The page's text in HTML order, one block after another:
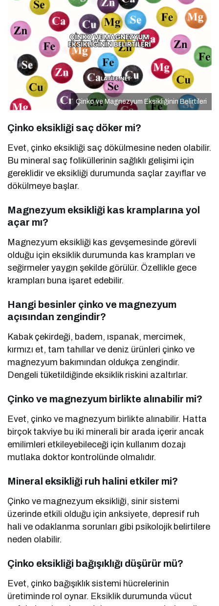
Çinko ve Magnezyum Eksikliğinin Belirtileri
Çinko eksikliği saç döker mi?
Evet, çinko eksikliği saç dökülmesine neden olabilir.
Bu mineral saç foliküllerinin sağlıklı gelişimi için
gereklidir ve eksikliği durumunda saçlar zayıflar ve
dökülmeye başlar.
Magnezyum eksikliği kas kramplarına yol
açar mı?
Magnezyum eksikliği kas gevşemesinde görevli
olduğu için eksiklik durumunda kas krampları ve
seğirmeler yaygın şekilde görülür. Özellikle gece
krampları buna işaret edebilir.
Hangi besinler çinko ve magnezyum
açısından zengindir?
Kabak çekirdeği, badem, ıspanak, mercimek,
kırmızı et, tam tahıllar ve deniz ürünleri çinko ve
magnezyum bakımından oldukça zengindir.
Dengeli tüketildiğinde eksiklik riskini azaltırlar.
Çinko ve magnezyum birlikte alınabilir mi?
Evet, çinko ve magnezyum birlikte alınabilir. Hatta
birçok takviye bu iki minerali bir arada içerir ancak
emilimleri etkileyebileceği için kullanım dozajı
mutlaka doktor kontrolünde olmalıdır.
Mineral eksikliği ruh halini etkiler mi?
Çinko ve magnezyum eksikliği, sinir sistemi
üzerinde etkili olduğu için anksiyete, depresif ruh
hali ve odaklanma sorunları gibi psikolojik belirtilere
neden olabilir.
Çinko eksikliği bağışıklığı düşürür mü?
Evet, çinko bağışıklık sistemi hücrelerinin
üretiminde rol oynar. Eksiklik durumunda vücut